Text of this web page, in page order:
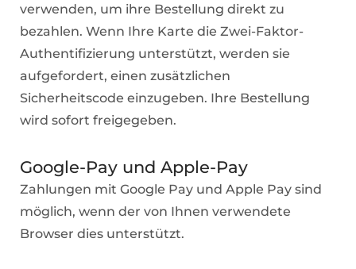
verwenden, um ihre Bestellung direkt zu
bezahlen. Wenn Ihre Karte die Zwei-Faktor-
Authentifizierung unterstützt, werden sie
aufgefordert, einen zusätzlichen
Sicherheitscode einzugeben. Ihre Bestellung
wird sofort freigegeben.
Google-Pay und Apple-Pay
Zahlungen mit Google Pay und Apple Pay sind
möglich, wenn der von Ihnen verwendete
Browser dies unterstützt.